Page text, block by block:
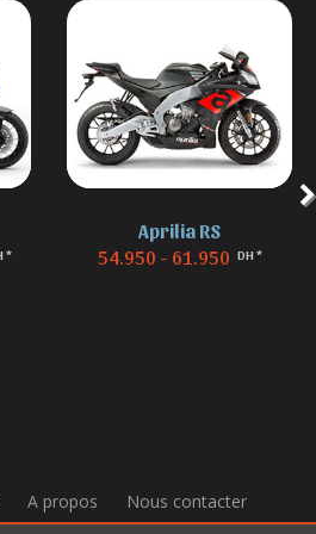
DH *
BMW F 850
155.000 - 155.000
A propos Nous contacter